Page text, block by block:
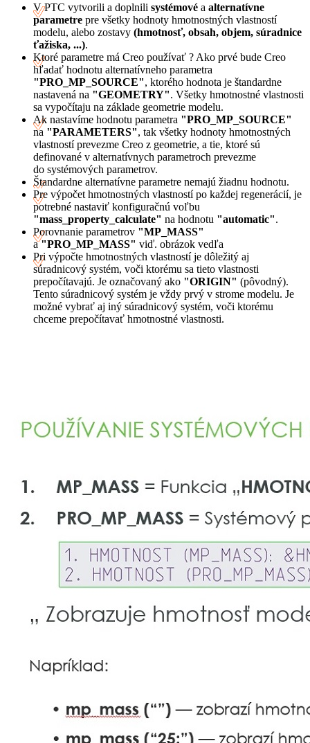
V PTC vytvorili a doplnili systémové a alternatívne
parametre pre všetky hodnoty hmotnostných vlastností
modelu, alebo zostavy (hmotnosť, obsah, objem, súradnice
ťažiska, ...).
Ktoré parametre má Creo používať ? Ako prvé bude Creo
hľadať hodnotu alternatívneho parametra
"PRO_MP_SOURCE", ktorého hodnota je štandardne
nastavená na "GEOMETRY". Všetky hmotnostné vlastnosti
sa vypočítaju na základe geometrie modelu.
Ak nastavíme hodnotu parametra "PRO_MP_SOURCE"
na "PARAMETERS", tak všetky hodnoty hmotnostných
vlastností prevezme Creo z geometrie, a tie, ktoré sú
definované v alternatívnych parametroch prevezme
do systémových parametrov.
Štandardne alternatívne parametre nemajú žiadnu hodnotu.
Pre výpočet hmotnostných vlastností po každej regenerácií, je
potrebné nastaviť konfiguračnú voľbu
"mass_property_calculate" na hodnotu "automatic".
Porovnanie parametrov "MP_MASS"
a"PRO_MP_MASS" viď. obrázok vedľa
Pri výpočte hmotnostných vlastností je dôležitý aj
súradnicový systém, voči ktorému sa tieto vlastnosti
prepočítavajú. Je označovaný ako "ORIGIN" (pôvodný).
Tento súradnicový systém je vždy prvý v strome modelu. Je
možné vybrať aj iný súradnicový systém, voči ktorému
chceme prepočítavať hmotnostné vlastnosti.